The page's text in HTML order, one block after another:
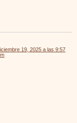
19, 2025 a las 9:57